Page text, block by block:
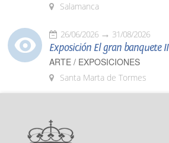
Salamanca
26/06/2026 31/08/2026
Exposición El gran banquete II
ARTE / EXPOSICIONES
Santa Marta de Tormes